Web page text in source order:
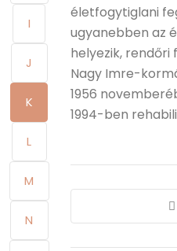
I
J
K
L
M
N
életfogytiglani
ugyanebben az
helyezik,
Nagy Imre-
1956
1994-ben